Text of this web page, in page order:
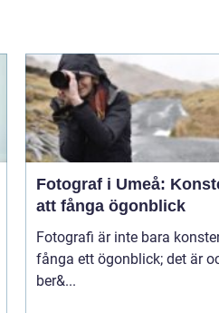
Fotograf i Umeå:
att fånga ögonblick
Fotografi är inte bara
fånga ett ögonblick; det är
ber&...